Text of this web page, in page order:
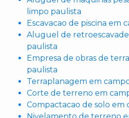
limpo paulista
Escavacao de piscina em
Aluguel de
paulista
Empresa de obras de
paulista
Terraplanagem em
Corte de terreno em
Compactacao de solo em